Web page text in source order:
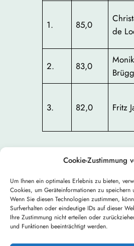
Cookie-Zustimmung
Um Ihnen ein optimales Erlebnis zu bieten,
Cookies, um Geräteinformationen zu
Wenn Sie diesen Technologien zustimmen,
Surfverhalten oder eindeutige IDs auf dieser
Ihre Zustimmung nicht erteilen oder
und Funktionen beeinträchtigt werden.
1. 85,0
de
2. 83,0
3. 82,0 Fritz
← Vorheriger:
Bauerngarten
2011
2011